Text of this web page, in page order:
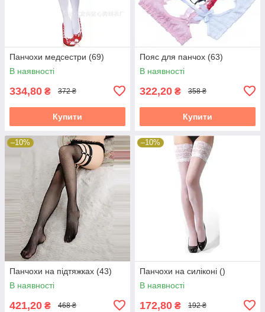
Панчохи медсестри (69)
В наявності
334,80 ₴ 372 ₴
Купити
Пояс для панчох (63)
В наявності
322,20 ₴ 358 ₴
Купити
–10%
Панчохи на підтяжках (43)
В наявності
421,20 ₴ 468 ₴
–10%
Панчохи на силіконі ()
В наявності
172,80 ₴ 192 ₴